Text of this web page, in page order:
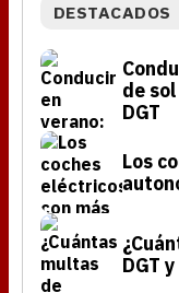
DESTACADOS
de
DGT
Los
DGT